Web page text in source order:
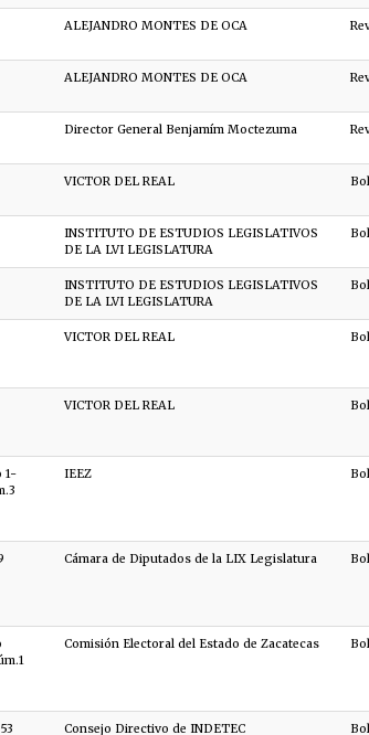
ALEJANDRO MONTES DE OCA
ALEJANDRO MONTES DE OCA
Director General Benjamím Moctezuma
VICTOR DEL REAL
INSTITUTO DE ESTUDIOS LEGISLATIVOS
DE LA LVI LEGISLATURA
INSTITUTO DE ESTUDIOS LEGISLATIVOS
DE LA LVI LEGISLATURA
VICTOR DEL REAL
VICTOR DEL REAL
1-
IEEZ
Cámara de Diputados de la LIX Legislatura
Comisión Electoral del Estado de Zacatecas
Consejo Directivo de INDETEC